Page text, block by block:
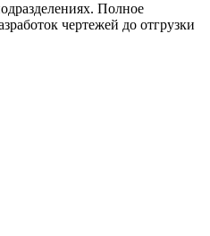
Полное
чертежей до отгрузки